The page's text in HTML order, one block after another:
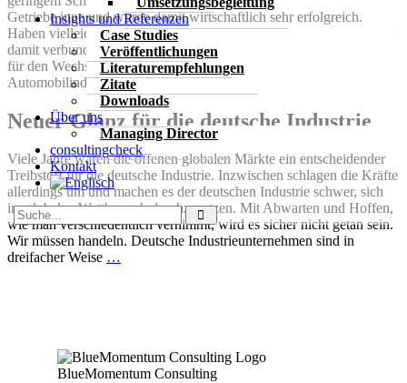
Insights und Referenzen
Case Studies
Veröffentlichungen
Literaturempfehlungen
Zitate
Downloads
Über uns
Managing Director
consultingcheck
Kontakt
Getriebe inne und wurde damit wirtschaftlich sehr erfolgreich.
Haben vielleicht gerade diese besondere Leistungsfähigkeit und der
damit verbundene Erfolg zu einer Verharrung und einer Blindheit
für den Wechsel zur Elektromobilität geführt, die sich in der
Automobilindustrie bereits…
Neuer Glanz für die deutsche Industrie
Viele Jahre waren die offenen globalen Märkte ein entscheidender
Treibstoff für die deutsche Industrie. Inzwischen schlagen die Kräfte
allerdings um und machen es der deutschen Industrie schwer, sich
im globalen Wettbewerb durchzusetzen. Mit Abwarten und Hoffen,
wie man verschiedentlich vernimmt, wird es sicher nicht getan sein.
Wir müssen handeln. Deutsche Industrieunternehmen sind in
dreifacher Weise …
BlueMomentum Consulting